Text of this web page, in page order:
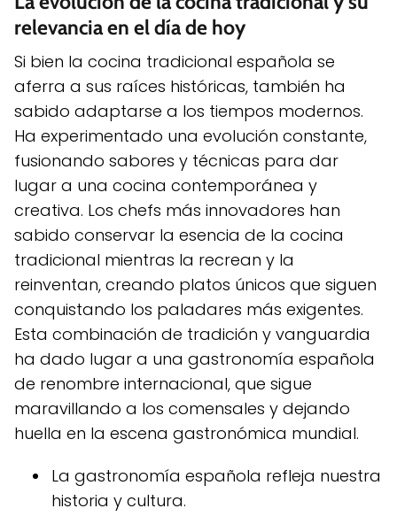
relevancia en el día de hoy
Si bien la cocina tradicional española se
aferra a sus raíces históricas, también ha
sabido adaptarse a los tiempos modernos.
Ha experimentado una evolución constante,
fusionando sabores y técnicas para dar
lugar a una cocina contemporánea y
creativa. Los chefs más innovadores han
sabido conservar la esencia de la cocina
tradicional mientras la recrean y la
reinventan, creando platos únicos que siguen
conquistando los paladares más exigentes.
Esta combinación de tradición y vanguardia
ha dado lugar a una gastronomía española
de renombre internacional, que sigue
maravillando a los comensales y dejando
huella en la escena gastronómica mundial.
La gastronomía española refleja nuestra
historia y cultura.